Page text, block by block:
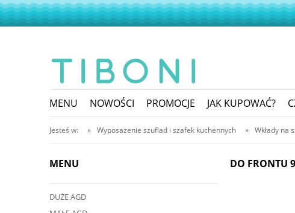
MENU NOWOŚCI PROMOCJE JAK KUPOWAĆ?
Jesteś w: » Wyposażenie szuflad i szafek kuchennych » Wkłady na
MENU
DUŻE AGD
DO FRONTU